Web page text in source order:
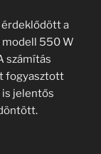
érdeklődött a
550 W
számítás
fogyasztott
is jelentős